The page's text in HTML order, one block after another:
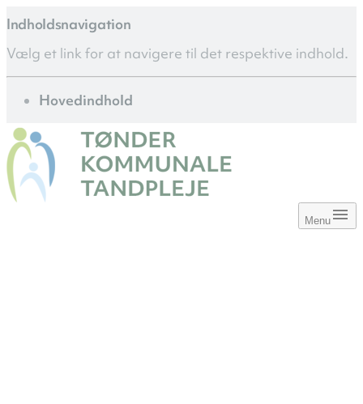
Indholdsnavigation
Vælg et link for at navigere til det respektive indhold.
gå til
Hovedindhold
Menu